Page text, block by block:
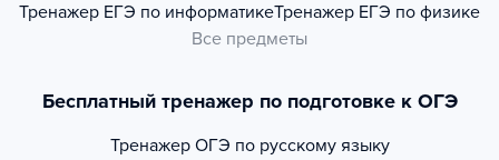
Тренажер ЕГЭ по информатикеТренажер ЕГЭ по физике
Все предметы
Бесплатный тренажер по подготовке к ОГЭ
Тренажер ОГЭ по русскому языку